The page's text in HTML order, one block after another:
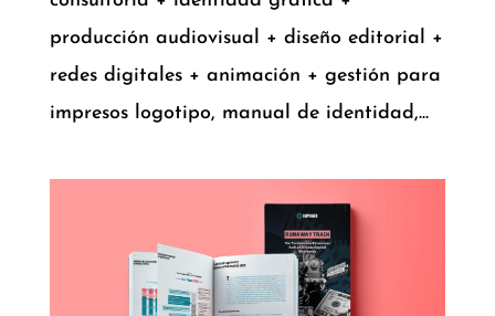
producción audiovisual + diseño editorial +
redes digitales + animación + gestión para
impresos logotipo, manual de identidad,...